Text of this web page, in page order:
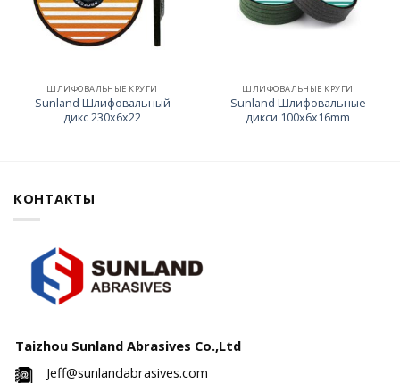
ШЛИФОВАЛЬНЫЕ КРУГИ
Sunland Шлифовальный
дикс 230x6x22
ШЛИФОВАЛЬНЫЕ КРУГИ
Sunland Шлифовальные
дикси 100x6x16mm
КОНТАКТЫ
Taizhou Sunland Abrasives Co.,Ltd
Jeff@sunlandabrasives.com